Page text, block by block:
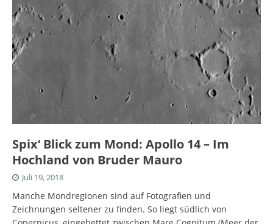
Spix‘ Blick zum Mond: Apollo 14 – Im
Hochland von Bruder Mauro
Juli 19, 2018
Manche Mondregionen sind auf Fotografien und
Zeichnungen seltener zu finden. So liegt südlich von